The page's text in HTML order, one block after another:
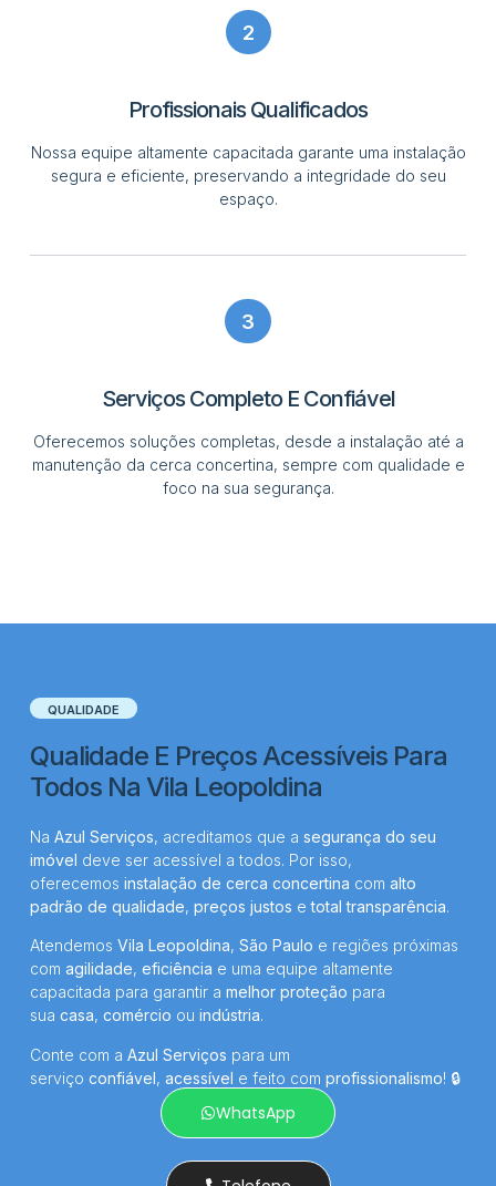
2
Profissionais Qualificados
Nossa equipe altamente capacitada garante uma instalação
segura e eficiente, preservando a integridade do seu
espaço.
3
Serviços Completo E Confiável
Oferecemos soluções completas, desde a instalação até a
manutenção da cerca concertina, sempre com qualidade e
foco na sua segurança.
QUALIDADE
Qualidade E Preços Acessíveis Para
Todos Na Vila Leopoldina
Na Azul Serviços, acreditamos que a segurança do seu
imóvel deve ser acessível a todos. Por isso,
oferecemos instalação de cerca concertina com alto
padrão de qualidade, preços justos etotal transparência.
Atendemos Vila Leopoldina, São Paulo e regiões próximas
com agilidade, eficiência e uma equipe altamente
capacitada para garantir a melhor proteção para
sua casa, comércio ou indústria.
Conte com a Azul Serviços para um
serviço confiável, acessível e feito com profissionalismo! 🔒
WhatsApp